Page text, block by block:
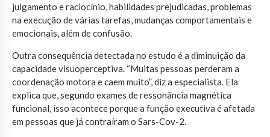
julgamento e raciocínio, habilidades prejudicadas, problemas
na execução de várias tarefas, mudanças comportamentais e
emocionais, além de confusão.
Outra consequência detectada no estudo é a diminuição da
capacidade visuoperceptiva. “Muitas pessoas perderam a
coordenação motora e caem muito”, diz a especialista. Ela
explica que, segundo exames de ressonância magnética
funcional, isso acontece porque a função executiva é afetada
em pessoas que já contraíram o Sars-Cov-2.